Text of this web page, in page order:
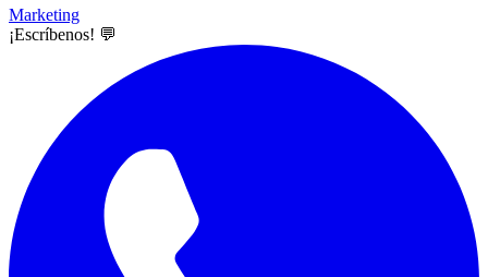
Marketing
¡Escríbenos! 💬